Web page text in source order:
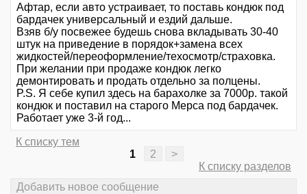
Афтар, если авто устраивает, то поставь кондюк под
бардачек универсальный и ездий дальше.
Взяв б/у посвежее будешь снова вкладывать 30-40
штук на приведение в порядок+замена всех
жидкостей/переоформление/техосмотр/страховка.
При желании при продаже кондюк легко
демонтировать и продать отдельно за полцены.
P.S. Я себе купил здесь на барахолке за 7000р. такой
кондюк и поставил на старого Мерса под бардачек.
Работает уже 3-й год...
К списку тем
1
2
>
К списку разделов
Добавить новое сообщение